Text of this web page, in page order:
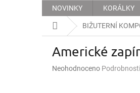
NOVINKY KORÁLKY
Domů BIŽUTERNÍ
Americké
Průměrné
Neohodnoceno